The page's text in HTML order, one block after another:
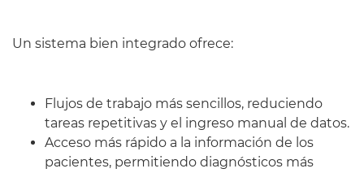
Un sistema bien integrado ofrece:
Flujos de trabajo más sencillos, reduciendo
tareas repetitivas y el ingreso manual de datos.
Acceso más rápido a la información de los
pacientes, permitiendo diagnósticos más